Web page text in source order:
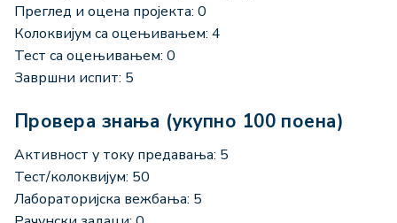
Преглед и оцена пројекта: 0
Колоквијум са оцењивањем: 4
Тест са оцењивањем: 0
Завршни испит: 5
Провера знања (укупно 100 поена)
Активност у току предавања: 5
Тест/колоквијум: 50
Лабораторијска вежбања: 5